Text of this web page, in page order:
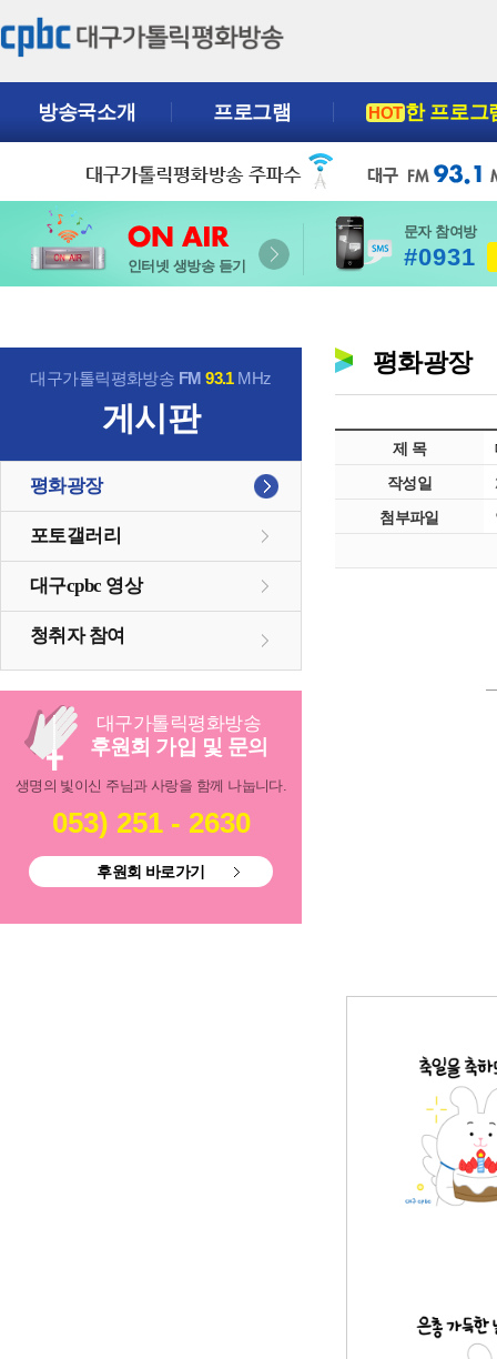
방송국소개 프로그램 HOT한 프로그
인터넷 생방송 듣기
문자 참여방
#0931
대구가톨릭평화방송 FM93.1MHz
게시판
평화광장
포토갤러리
대구cpbc 영상
청취자 참여
대구가톨릭평화방송
후원회 가입 및 문의
생명의 빛이신 주님과 사랑을 함께 나눕니다.
053) 251 - 2630
후원회 바로가기
평화광장
제 목
작성일
첨부파일